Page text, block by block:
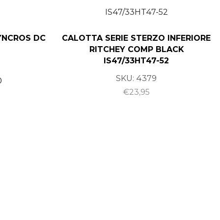
DC
CALOTTA SERIE STERZO INFERIORE
RITCHEY COMP BLACK
IS47/33HT47-52
SKU: 4379
€23,95